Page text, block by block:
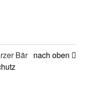
nach oben
Bär